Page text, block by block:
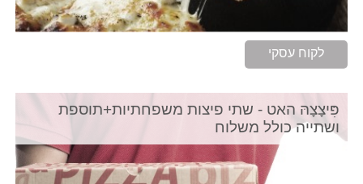
לקוח עסקי
פִּיצָצָהּ האט - שתי פיצות משפחתיות+תוספת
ושתייה כולל משלוח